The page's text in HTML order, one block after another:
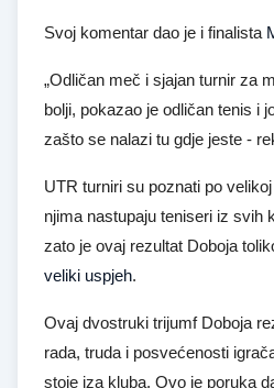
Svoj komentar dao je i finalista
„Odličan meč i sjajan turnir za
bolji, pokazao je odličan tenis i
zašto se nalazi tu gdje jeste -
UTR turniri su poznati po
njima nastupaju teniseri iz svih
zato je ovaj rezultat Doboja
veliki uspjeh.
Ovaj dvostruki trijumf Doboja
rada, truda i posvećenosti
stoje iza kluba. Ovo je poruka